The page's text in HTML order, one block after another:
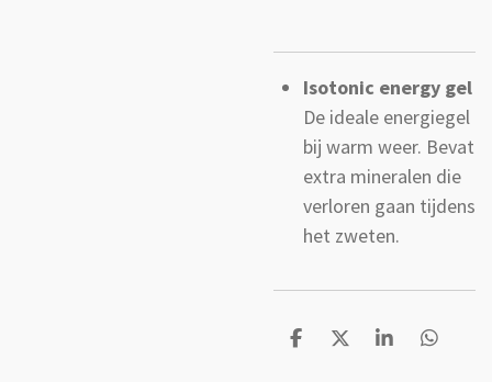
Isotonic energy gel
De ideale energiegel
bij warm weer. Bevat
extra mineralen die
verloren gaan tijdens
het zweten.
D
D
S
D